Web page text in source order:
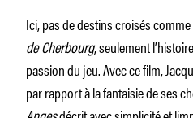
Ici, pas de destins croisés
de Cherbourg, seulement
passion du jeu. Avec ce film,
par rapport à la fantaisie de ses